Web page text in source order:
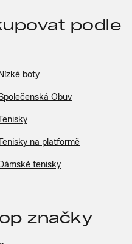
podle
Nízké boty
Obuv
na platformě
Dámské tenisky
značky